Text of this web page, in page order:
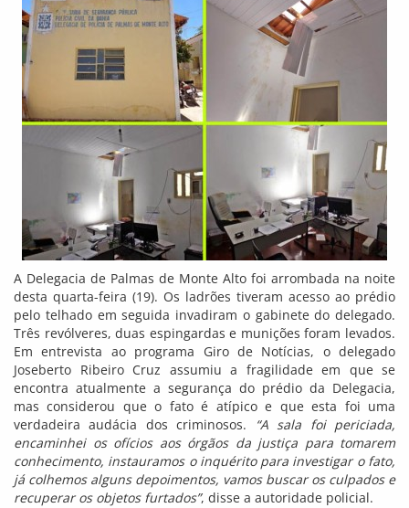
A Delegacia de Palmas de Monte Alto foi arrombada na noite
desta quarta-feira (19). Os ladrões tiveram acesso ao prédio
pelo telhado em seguida invadiram o gabinete do delegado.
Três revólveres, duas espingardas e munições foram levados.
Em entrevista ao programa Giro de Notícias, o delegado
Joseberto Ribeiro Cruz assumiu a fragilidade em que se
encontra atualmente a segurança do prédio da Delegacia,
mas considerou que o fato é atípico e que esta foi uma
verdadeira audácia dos criminosos.
“A sala foi periciada,
encaminhei os ofícios aos órgãos da justiça para tomarem
conhecimento, instauramos o inquérito para investigar o fato,
já colhemos alguns depoimentos, vamos buscar os culpados e
recuperar os objetos furtados”, disse a autoridade policial.